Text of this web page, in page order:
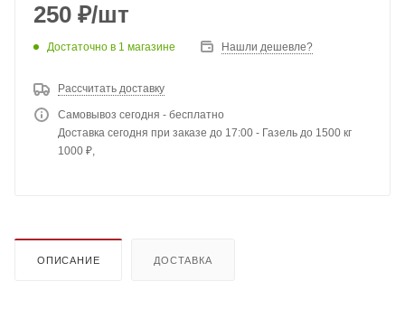
250 ₽/шт
Достаточно в 1 магазине Нашли дешевле?
Рассчитать доставку
Самовывоз сегодня - бесплатно
Доставка сегодня при заказе до 17:00 - Газель до 1500 кг
1000 ₽,
ОПИСАНИЕ ДОСТАВКА